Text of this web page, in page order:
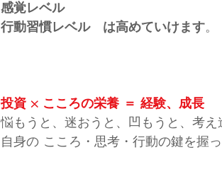
感覚レベル
行動習慣レベル　は高めていけます。
投資 × こころの栄養 ＝ 経験、成長
悩もうと、迷おうと、凹もうと、考
自身の こころ・思考・行動の鍵を握